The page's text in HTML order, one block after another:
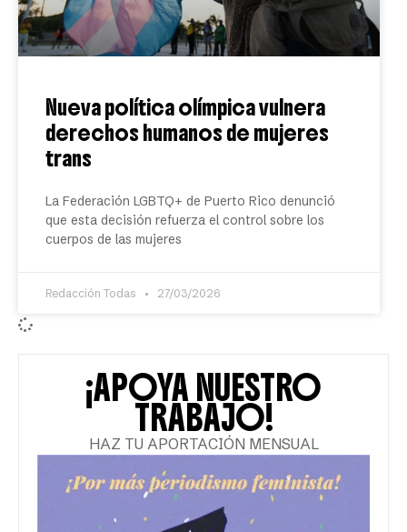
Nueva política olímpica vulnera
derechos humanos de mujeres
trans
La Federación LGBTQ+ de Puerto Rico denunció
que esta decisión refuerza el control sobre los
cuerpos de las mujeres
Redacción Todas 27/03/2026
¡APOYA NUESTRO
TRABAJO!
HAZ TU APORTACIÓN MENSUAL